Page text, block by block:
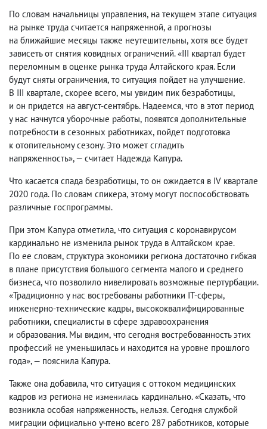
По словам начальницы управления, на текущем этапе ситуация
на рынке труда считается напряженной, а прогнозы
на ближайшие месяцы также неутешительны, хотя все будет
зависеть от снятия ковидных ограничений. «III квартал будет
переломным в оценке рынка труда Алтайского края. Если
будут сняты ограничения, то ситуация пойдет на улучшение.
В III квартале, скорее всего, мы увидим пик безработицы,
и он придется на август-сентябрь. Надеемся, что в этот период
у нас начнутся уборочные работы, появятся дополнительные
потребности в сезонных работниках, пойдет подготовка
к отопительному сезону. Это может сгладить
напряженность», — считает Надежда Капура.
Что касается спада безработицы, то он ожидается в IV квартале
2020 года. По словам спикера, этому могут поспособствовать
различные госпрограммы.
При этом Капура отметила, что ситуация с коронавирусом
кардинально не изменила рынок труда в Алтайском крае.
По ее словам, структура экономики региона достаточно гибкая
в плане присутствия большого сегмента малого и среднего
бизнеса, что позволило нивелировать возможные пертурбации.
«Традиционно у нас востребованы работники IT-сферы,
инженерно-технические кадры, высококвалифицированные
работники, специалисты в сфере здравоохранения
и образования. Мы видим, что сегодня востребованность этих
профессий не уменьшилась и находится на уровне прошлого
года», — пояснила Капура.
Также она добавила, что ситуация с оттоком медицинских
кадров из региона не изменилась кардинально. «Сказать, что
возникла особая напряженность, нельзя. Сегодня службой
миграции официально учтено всего 287 работников, которые